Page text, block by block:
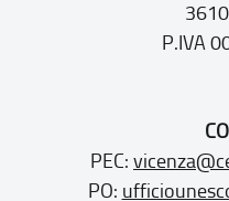
P.IVA
PEC:
PO: